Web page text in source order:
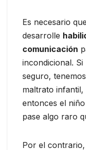
Es necesario
desarrolle
comunicación
incondicional.
seguro,
maltrato
entonces el
pase algo raro
Por el